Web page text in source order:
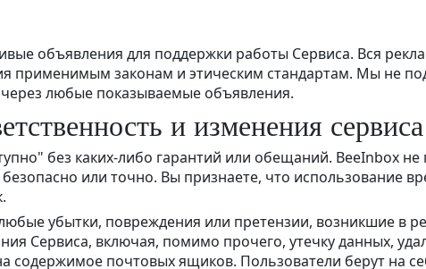
объявления для поддержки работы Сервиса. Вся
применимым законам и этическим стандартам. Мы не
любые показываемые объявления.
и изменения сервиса
без каких-либо гарантий или обещаний. BeeInbox не
или точно. Вы признаете, что использование
убытки, повреждения или претензии, возникшие в
Сервиса, включая, помимо прочего, утечку данных,
почтовых ящиков. Пользователи берут на